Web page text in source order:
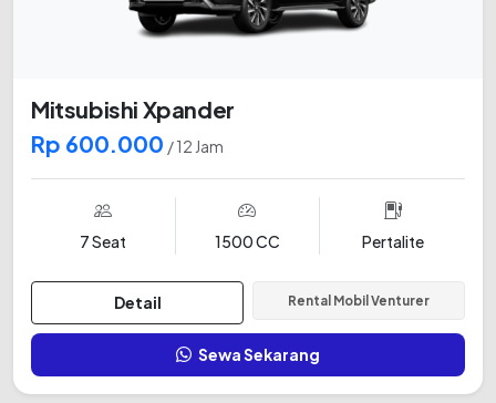
Mitsubishi Xpander
Rp 600.000 / 12 Jam
7 Seat 1500 CC Pertalite
Detail Rental Mobil Venturer
Sewa Sekarang